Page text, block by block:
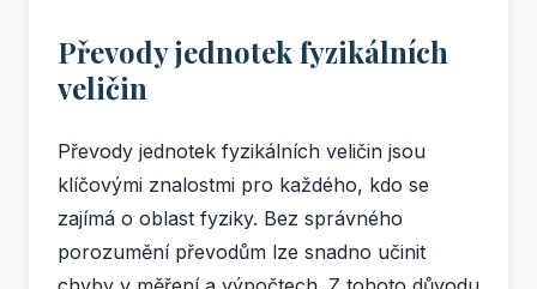
Převody jednotek fyzikálních
veličin
Převody jednotek fyzikálních veličin jsou
klíčovými znalostmi pro každého, kdo se
zajímá o oblast fyziky. Bez správného
porozumění převodům lze snadno učinit